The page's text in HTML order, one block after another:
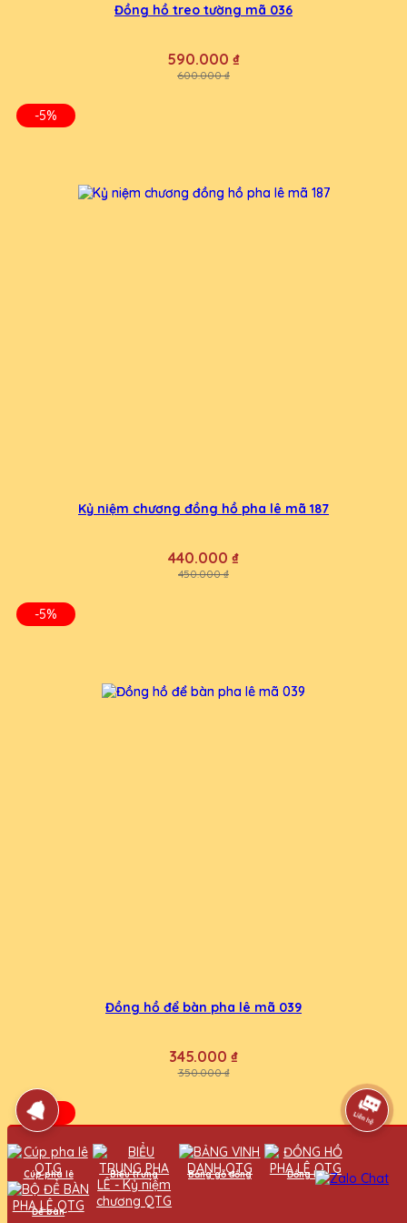
Đồng hồ treo tường mã 036
590.000 ₫
600.000 ₫
-5%
Kỷ niệm chương đồng hồ pha lê mã 187
440.000 ₫
450.000 ₫
-5%
Đồng hồ để bàn pha lê mã 039
345.000 ₫
350.000 ₫
-5%
Cúp pha lê Biểu trưng Bảng gỗ đồng Đồng hồ
Để bàn